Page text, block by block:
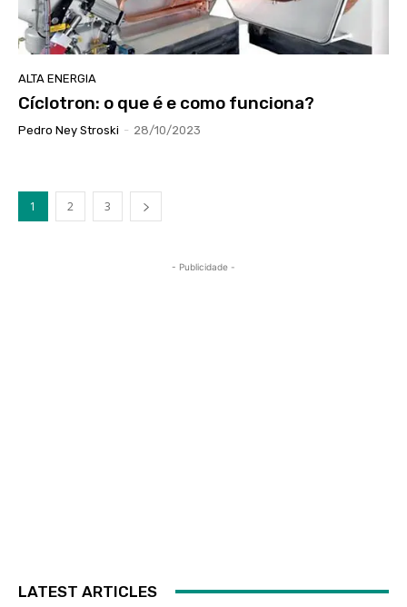
ALTA ENERGIA
Cíclotron: o que é e como funciona?
Pedro Ney Stroski - 28/10/2023
1 2 3
- Publicidade -
LATEST ARTICLES